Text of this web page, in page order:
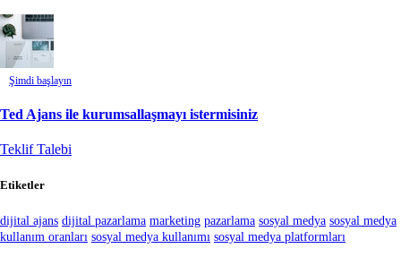
Şimdi başlayın
Ted Ajans ile kurumsallaşmayı istermisiniz
Teklif Talebi
Etiketler
dijital ajans dijital pazarlama marketing pazarlama sosyal medya sosyal medya
kullanım oranları sosyal medya kullanımı sosyal medya platformları